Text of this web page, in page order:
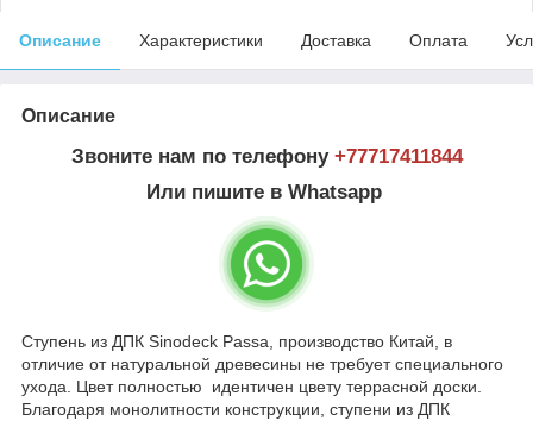
Описание Характеристики Доставка Оплата
Описание
Звоните нам по телефону +77717411844
Или пишите в Whatsapp
Ступень из ДПК Sinodeck Passa, производство Китай, в
отличие от натуральной древесины не требует специального
ухода. Цвет полностью идентичен цвету террасной доски.
Благодаря монолитности конструкции, ступени из ДПК